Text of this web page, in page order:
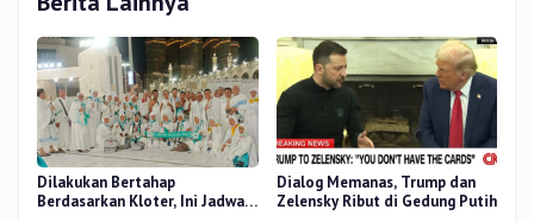
Dilakukan Bertahap
Berdasarkan Kloter, Ini Jadwal
Dialog Memanas, Trump dan
Zelensky Ribut di Gedung Putih